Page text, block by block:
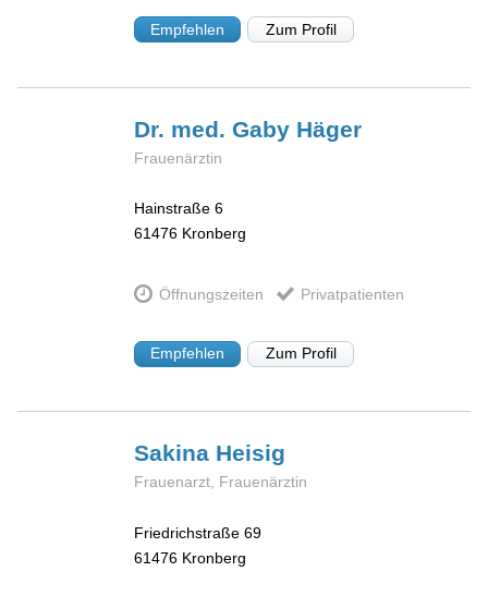
Empfehlen Zum Profil
Dr. med. Gaby Häger
Frauenärztin
Hainstraße 6
61476 Kronberg
Öffnungszeiten Privatpatienten
Empfehlen Zum Profil
Sakina Heisig
Frauenarzt, Frauenärztin
Friedrichstraße 69
61476 Kronberg